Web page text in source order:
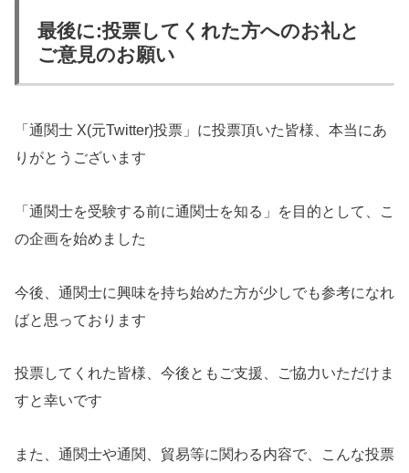
最後に:投票してくれた方へのお礼と
ご意見のお願い
「通関士 X(元Twitter)投票」に投票頂いた皆様、本当にあ
りがとうございます
「通関士を受験する前に通関士を知る」を目的として、こ
の企画を始めました
今後、通関士に興味を持ち始めた方が少しでも参考になれ
ばと思っております
投票してくれた皆様、今後ともご支援、ご協力いただけま
すと幸いです
また、通関士や通関、貿易等に関わる内容で、こんな投票